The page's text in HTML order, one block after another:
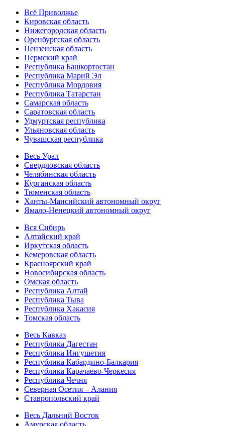
Всё Приволжье
Кировская область
Нижегородская область
Оренбургская область
Пензенская область
Пермский край
Республика Башкортостан
Республика Марий Эл
Республика Мордовия
Республика Татарстан
Самарская область
Саратовская область
Удмуртская республика
Ульяновская область
Чувашская республика
Весь Урал
Свердловская область
Челябинская область
Курганская область
Тюменская область
Ханты-Мансийский автономный округ
Ямало-Ненецкий автономный округ
Вся Сибирь
Алтайский край
Иркутская область
Кемеровская область
Красноярский край
Новосибирская область
Омская область
Республика Алтай
Республика Тыва
Республика Хакасия
Томская область
Весь Кавказ
Республика Дагестан
Республика Ингушетия
Республика Кабардино-Балкария
Республика Карачаево-Черкесия
Республика Чечня
Северная Осетия – Алания
Ставропольский край
Весь Дальний Восток
Амурская область